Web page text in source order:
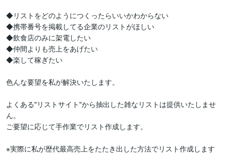
◆リストをどのようにつくったらいいかわからない
◆携帯番号を掲載してる企業のリストがほしい
◆飲食店のみに架電したい
◆仲間よりも売上をあげたい
◆楽して稼ぎたい
色んな要望を私が解決いたします。
よくある"リストサイト"から抽出した雑なリストは提供いたしませ
ん。
ご要望に応じて手作業でリスト作成します。
※実際に私が歴代最高売上をたたき出した方法でリスト作成します